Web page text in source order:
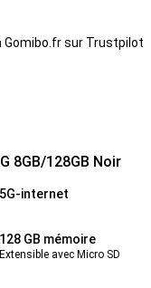
Gomibo.fr sur Trustpilot
8GB/128GB Noir
5G-internet
128 GB mémoire
Extensible avec Micro SD